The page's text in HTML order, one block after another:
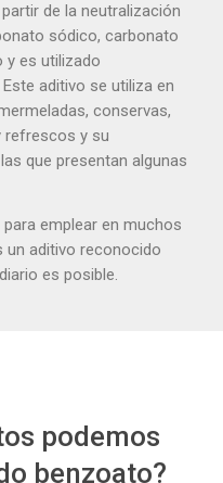
de la neutralización
sódico, carbonato
y es utilizado
aditivo se utiliza en
conservas,
refrescos y su
que presentan algunas
emplear en muchos
un aditivo reconocido
es posible.
podemos
benzoato?